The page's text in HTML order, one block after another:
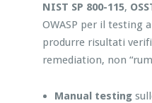
NIST SP 800-115,
OWASP per il testing
produrre risultati
remediation, non
Manual testing